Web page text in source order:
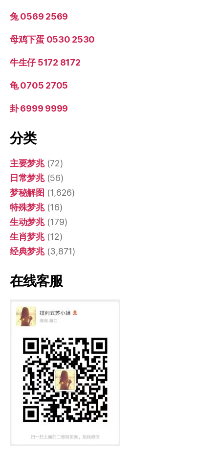
兔 0569 2569
母鸡下蛋 0530 2530
牛生仔 5172 8172
龟 0705 2705
卦 6999 9999
分类
主要梦兆(72)
日常梦兆(56)
梦秘解图 (1,626)
特殊梦兆(16)
生动梦兆(179)
生肖梦兆(12)
经典梦兆(3,871)
在线客服